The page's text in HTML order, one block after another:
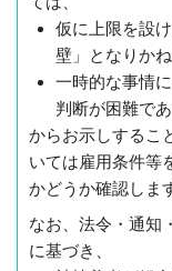
仮に上限を設
壁」となりか
一時的な事情
判断が困難で
からお示しするこ
いては雇用条件等
かどうか確認しま
なお、法令・通知
に基づき、